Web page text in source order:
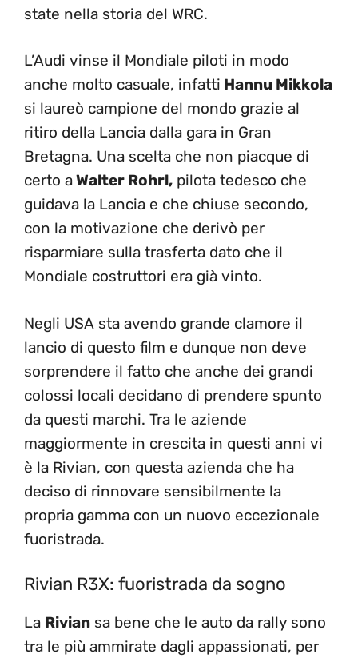
state nella storia del WRC.
L’Audi vinse il Mondiale piloti in modo
anche molto casuale, infatti Hannu Mikkola
si laureò campione del mondo grazie al
ritiro della Lancia dalla gara in Gran
Bretagna. Una scelta che non piacque di
certo aWalter Rohrl, pilota tedesco che
guidava la Lancia e che chiuse secondo,
con la motivazione che derivò per
risparmiare sulla trasferta dato che il
Mondiale costruttori era già vinto.
Negli USA sta avendo grande clamore il
lancio di questo film e dunque non deve
sorprendere il fatto che anche dei grandi
colossi locali decidano di prendere spunto
da questi marchi. Tra le aziende
maggiormente in crescita in questi anni vi
è la Rivian, con questa azienda che ha
deciso di rinnovare sensibilmente la
propria gamma con un nuovo eccezionale
fuoristrada.
Rivian R3X: fuoristrada da sogno
La Rivian sa bene che le auto da rally sono
tra le più ammirate dagli appassionati, per